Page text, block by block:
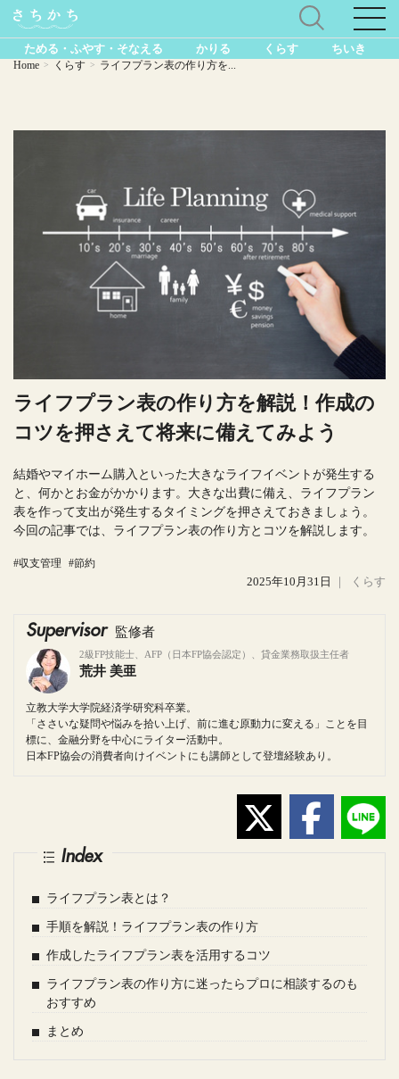
ためる・ふやす・そなえる かりる くらす ちいき
Home > くらす > ライフプラン表の作り方を...
ライフプラン表の作り方を解説！作成の
コツを押さえて将来に備えてみよう
結婚やマイホーム購入といった大きなライフイベントが発生する
と、何かとお金がかかります。大きな出費に備え、ライフプラン
表を作って支出が発生するタイミングを押さえておきましょう。
今回の記事では、ライフプラン表の作り方とコツを解説します。
#収支管理 #節約
2025年10月31日 ｜ くらす
Supervisor 監修者
2級FP技能士、AFP（日本FP協会認定）、貸金業務取扱主任者
荒井 美亜
立教大学大学院経済学研究科卒業。
「ささいな疑問や悩みを拾い上げ、前に進む原動力に変える」ことを目
標に、金融分野を中心にライター活動中。
日本FP協会の消費者向けイベントにも講師として登壇経験あり。
Index
ライフプラン表とは？
手順を解説！ライフプラン表の作り方
作成したライフプラン表を活用するコツ
ライフプラン表の作り方に迷ったらプロに相談するのも
おすすめ
まとめ